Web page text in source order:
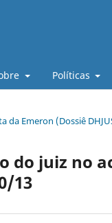
Políticas
da Emeron (Dossiê
do juiz no
13